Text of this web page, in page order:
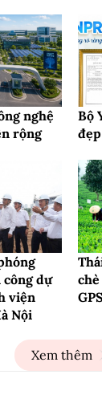
nghệ
rộng
Bộ
công dự
viện
Nội
GPS
Xem thêm